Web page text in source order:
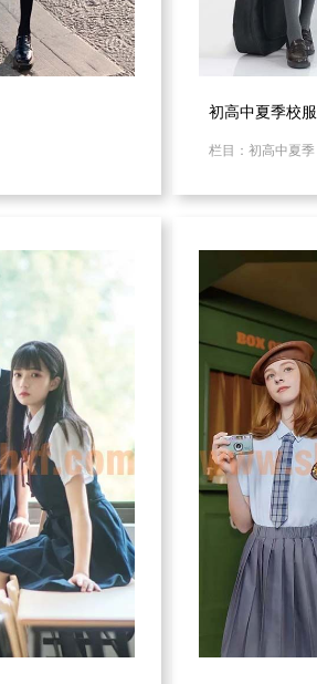
初高中夏季校服
栏目：初高中夏季